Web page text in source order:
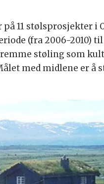
11 stølsprosjekter
(fra 2006-2010)
støling som
med midlene er å